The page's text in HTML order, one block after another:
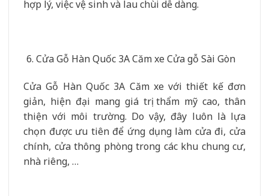
hợp lý, việc vệ sinh và lau chùi dễ dàng.
Cửa Gỗ Hàn Quốc 3A Căm xe Cửa gỗ Sài Gòn
Cửa Gỗ Hàn Quốc 3A Căm xe với thiết kế đơn
giản, hiện đại mang giá trị thẩm mỹ cao, thân
thiện với môi trường. Do vậy, đây luôn là lựa
chọn được ưu tiên để ứng dụng làm cửa đi, cửa
chính, cửa thông phòng trong các khu chung cư,
nhà riêng, …